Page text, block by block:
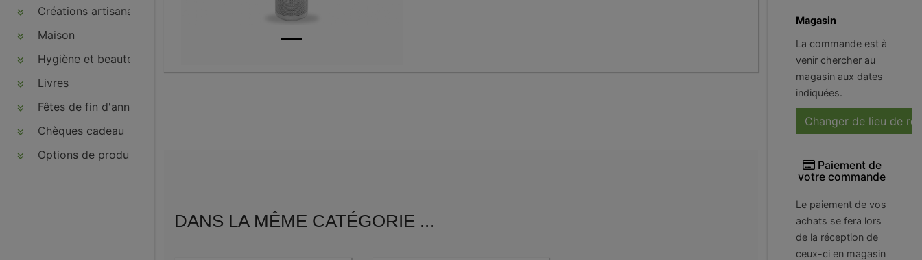
Créations artisanales
Maison
Hygiène et beauté
Livres
Fêtes de fin d'année
Chèques cadeau
Options de produits
DANS LA MÊME CATÉGORIE ...
Magasin
La commande est à
venir chercher au
magasin aux dates
indiquées.
Changer de lieu de
Paiement de
votre commande
Le paiement de vos
achats se fera lors
de la réception de
ceux-ci en magasin